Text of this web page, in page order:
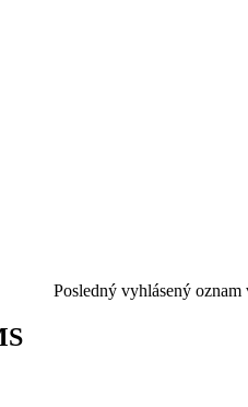
Posledný vyhlásený